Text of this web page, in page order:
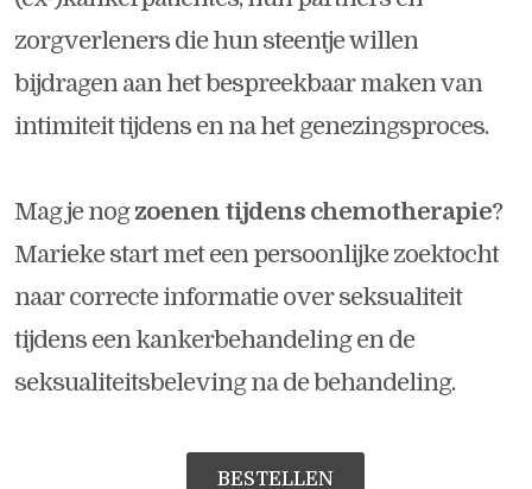
zorgverleners die hun steentje willen
bijdragen aan het bespreekbaar maken van
intimiteit tijdens en na het genezingsproces.
Mag je nogzoenen tijdens chemotherapie?
Marieke start met een persoonlijke zoektocht
naar correcte informatie over seksualiteit
tijdens een kankerbehandeling en de
seksualiteitsbeleving na de behandeling.
BESTELLEN